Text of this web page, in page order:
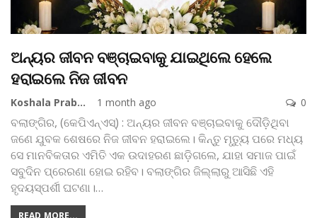
ଅନ୍ୟର ଜୀବନ ବଞ୍ଚାଇବାକୁ ଯାଇଥିଲେ ହେଲେ
ହରାଇଲେ ନିଜ ଜୀବନ
Koshala Prabaha 1 month ago 0
ବଲାଙ୍ଗିର, (କେପିଏନ୍‌ଏସ୍‌) : ଅନ୍ୟର ଜୀବନ ବଞ୍ଚାଇବାକୁ ଦୌଡ଼ିଥିବା
ଜଣେ ଯୁବକ ଶେଷରେ ନିଜ ଜୀବନ ହରାଇଲେ। କିନ୍ତୁ ମୃତ୍ୟୁ ପରେ ମଧ୍ୟ
ସେ ମାନବିକତାର ଏମିତି ଏକ ଉଦାହରଣ ଛାଡ଼ିଗଲେ, ଯାହା ସମାଜ ପାଇଁ
ସବୁଦିନ ପ୍ରେରଣା ହୋଇ ରହିବ। ବଲାଙ୍ଗିର ଜିଲ୍ଲାରୁ ଆସିଛି ଏହି
ହୃଦୟସ୍ପର୍ଶୀ ଘଟଣା।…